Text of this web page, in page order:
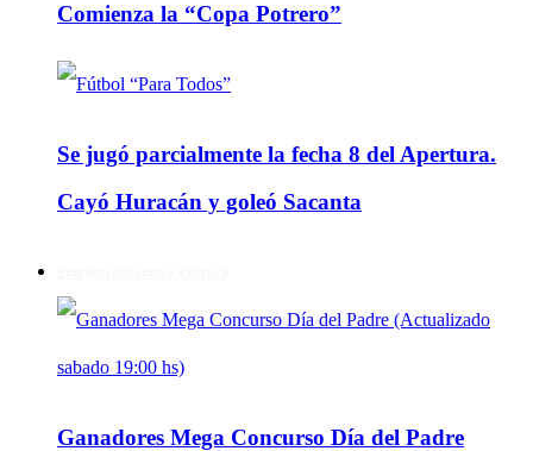
Comienza la “Copa Potrero”
Se jugó parcialmente la fecha 8 del Apertura.
Cayó Huracán y goleó Sacanta
Ganadores Mega Concurso Día del Padre